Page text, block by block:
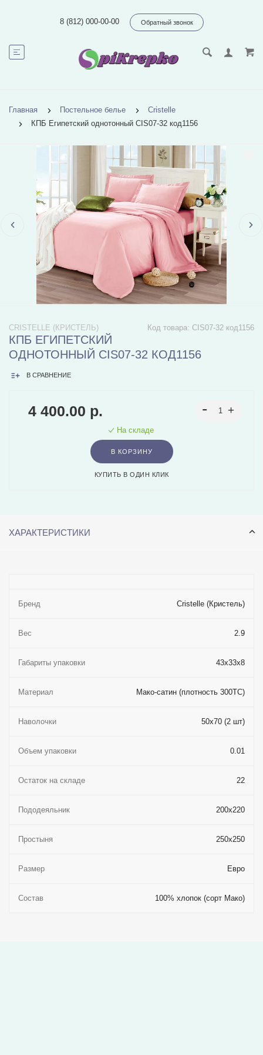
8 (812) 000-00-00 Обратный звонок
Главная Постельное белье
Cristelle
КПБ Египетский однотонный CIS07-32 код1156
Код товара: CIS07-32 код1156
CRISTELLE (КРИСТЕЛЬ)
КПБ ЕГИПЕТСКИЙ
ОДНОТОННЫЙ CIS07-32 КОД1156
В СРАВНЕНИЕ
4 400.00 р.
На складе
В КОРЗИНУ
КУПИТЬ В ОДИН КЛИК
ХАРАКТЕРИСТИКИ
Бренд Cristelle (Кристель)
Вес 2.9
Габариты упаковки 43x33x8
Материал Мако-сатин (плотность 300ТС)
Наволочки 50x70 (2 шт)
Объем упаковки 0.01
Остаток на складе 22
Пододеяльник 200x220
Простыня 250x250
Размер Евро
Состав 100% хлопок (сорт Мако)